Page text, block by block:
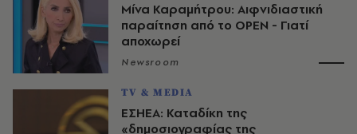
Μίνα Καραμήτρου: Αιφνιδιαστική
παραίτηση από το OPEN - Γιατί
αποχωρεί
Newsroom
TV & MEDIA
ΕΣΗΕΑ: Καταδίκη της
«δημοσιογραφίας της